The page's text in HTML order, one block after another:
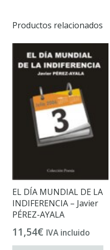
Productos relacionados
EL DÍA MUNDIAL DE LA
INDIFERENCIA – Javier
PÉREZ-AYALA
11,54€ IVA incluido